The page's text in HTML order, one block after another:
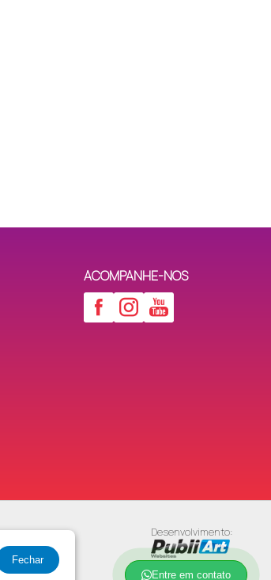
Entre em contato
ACOMPANHE-NOS
Desenvolvimento:
Fechar